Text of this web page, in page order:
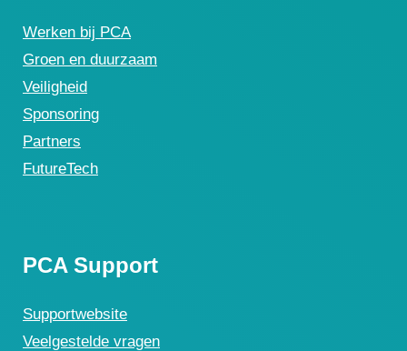
Werken bij PCA
Groen en duurzaam
Veiligheid
Sponsoring
Partners
FutureTech
PCA Support
Supportwebsite
Veelgestelde vragen